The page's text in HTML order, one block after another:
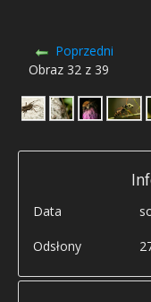
Poprzedni
Obraz 32 z 39
Data
Odsłony